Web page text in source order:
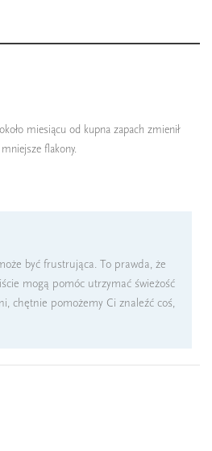
miesiącu od kupna zapach zmienił
flakony.
być frustrująca. To prawda, że
mogą pomóc utrzymać świeżość
chętnie pomożemy Ci znaleźć coś,